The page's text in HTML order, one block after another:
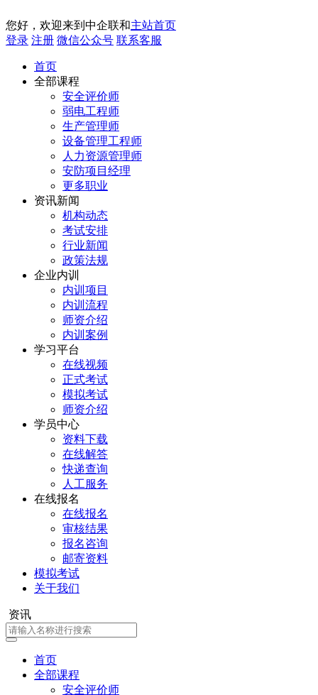
您好，欢迎来到中企联和主站首页
登录 注册 微信公众号 联系客服
首页
全部课程
安全评价师
弱电工程师
生产管理师
设备管理工程师
人力资源管理师
安防项目经理
更多职业
资讯新闻
机构动态
考试安排
行业新闻
政策法规
企业内训
内训项目
内训流程
师资介绍
内训案例
学习平台
在线视频
正式考试
模拟考试
师资介绍
学员中心
资料下载
在线解答
快递查询
人工服务
在线报名
在线报名
审核结果
报名咨询
邮寄资料
模拟考试
关于我们
资讯
首页
全部课程
安全评价师